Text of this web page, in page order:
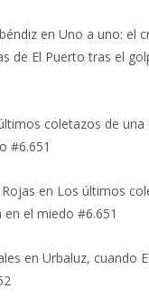
en Uno a uno: el
de El Puerto tras el
coletazos de una
#6.651
en Los últimos
en el miedo #6.651
en Urbaluz, cuando